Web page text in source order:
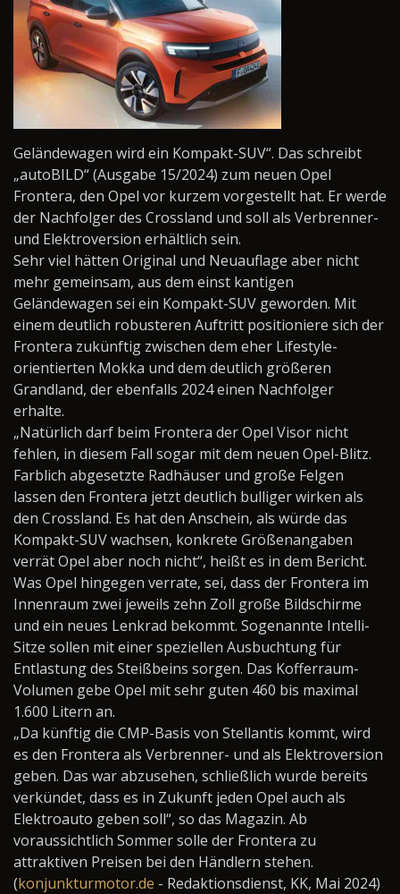
Geländewagen wird ein Kompakt-SUV“. Das schreibt
„autoBILD“ (Ausgabe 15/2024) zum neuen Opel
Frontera, den Opel vor kurzem vorgestellt hat. Er werde
der Nachfolger des Crossland und soll als Verbrenner-
und Elektroversion erhältlich sein.
Sehr viel hätten Original und Neuauflage aber nicht
mehr gemeinsam, aus dem einst kantigen
Geländewagen sei ein Kompakt-SUV geworden. Mit
einem deutlich robusteren Auftritt positioniere sich der
Frontera zukünftig zwischen dem eher Lifestyle-
orientierten Mokka und dem deutlich größeren
Grandland, der ebenfalls 2024 einen Nachfolger
erhalte.
„Natürlich darf beim Frontera der Opel Visor nicht
fehlen, in diesem Fall sogar mit dem neuen Opel-Blitz.
Farblich abgesetzte Radhäuser und große Felgen
lassen den Frontera jetzt deutlich bulliger wirken als
den Crossland. Es hat den Anschein, als würde das
Kompakt-SUV wachsen, konkrete Größenangaben
verrät Opel aber noch nicht“, heißt es in dem Bericht.
Was Opel hingegen verrate, sei, dass der Frontera im
Innenraum zwei jeweils zehn Zoll große Bildschirme
und ein neues Lenkrad bekommt. Sogenannte Intelli-
Sitze sollen mit einer speziellen Ausbuchtung für
Entlastung des Steißbeins sorgen. Das Kofferraum-
Volumen gebe Opel mit sehr guten 460 bis maximal
1.600 Litern an.
„Da künftig die CMP-Basis von Stellantis kommt, wird
es den Frontera als Verbrenner- und als Elektroversion
geben. Das war abzusehen, schließlich wurde bereits
verkündet, dass es in Zukunft jeden Opel auch als
Elektroauto geben soll“, so das Magazin. Ab
voraussichtlich Sommer solle der Frontera zu
attraktiven Preisen bei den Händlern stehen.
(konjunkturmotor.de - Redaktionsdienst, KK, Mai 2024)